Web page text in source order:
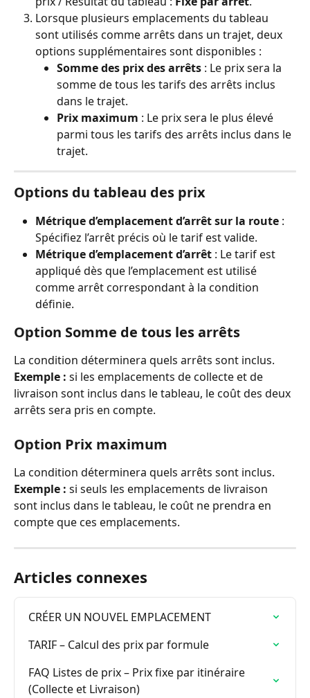
Lorsque plusieurs emplacements du tableau
sont utilisés comme arrêts dans un trajet, deux
options supplémentaires sont disponibles :
Somme des prix des arrêts : Le prix sera la
somme de tous les tarifs des arrêts inclus
dans le trajet.
Prix maximum : Le prix sera le plus élevé
parmi tous les tarifs des arrêts inclus dans le
trajet.
Options du tableau des prix
Métrique d’emplacement d’arrêt sur la route :
Spécifiez l’arrêt précis où le tarif est valide.
Métrique d’emplacement d’arrêt : Le tarif est
appliqué dès que l’emplacement est utilisé
comme arrêt correspondant à la condition
définie.
Option Somme de tous les arrêts
La condition déterminera quels arrêts sont inclus.
Exemple : si les emplacements de collecte et de
livraison sont inclus dans le tableau, le coût des deux
arrêts sera pris en compte.
Option Prix maximum
La condition déterminera quels arrêts sont inclus.
Exemple : si seuls les emplacements de livraison
sont inclus dans le tableau, le coût ne prendra en
compte que ces emplacements.
Articles connexes
CRÉER UN NOUVEL EMPLACEMENT
TARIF – Calcul des prix par formule
FAQ Listes de prix – Prix fixe par itinéraire
(Collecte et Livraison)